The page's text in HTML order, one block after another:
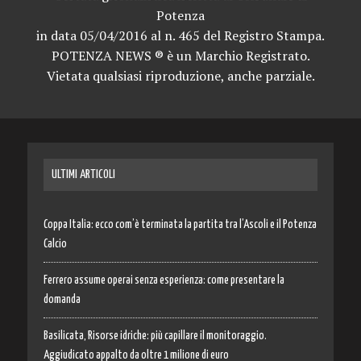
Potenza
in data 05/04/2016 al n. 465 del Registro Stampa.
POTENZA NEWS ® è un Marchio Registrato.
Vietata qualsiasi riproduzione, anche parziale.
ULTIMI ARTICOLI
Coppa Italia: ecco com’è terminata la partita tra l’Ascoli e il Potenza
Calcio
Ferrero assume operai senza esperienza: come presentare la
domanda
Basilicata, Risorse idriche: più capillare il monitoraggio.
Aggiudicato appalto da oltre 1 milione di euro